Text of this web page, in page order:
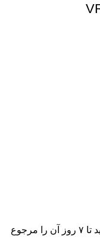
در صورت وجود مشکل در سفارش، می‌توانید تا ۷ روز آن را مرجوع